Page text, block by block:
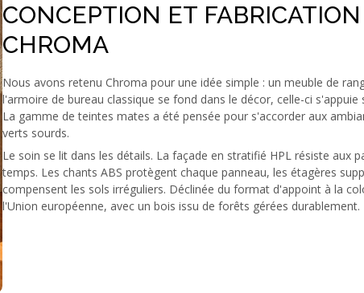
CONCEPTION ET
CHROMA
Nous avons retenu Chroma pour une idée simple : un meuble de
l'armoire de bureau classique se fond dans le décor, celle-ci
La gamme de teintes mates a été pensée pour s'accorder aux
verts sourds.
Le soin se lit dans les détails. La façade en stratifié HPL résiste aux
temps. Les chants ABS protègent chaque panneau, les étagères
compensent les sols irréguliers. Déclinée du format d'appoint à la
l'Union européenne, avec un bois issu de forêts gérées durablement.